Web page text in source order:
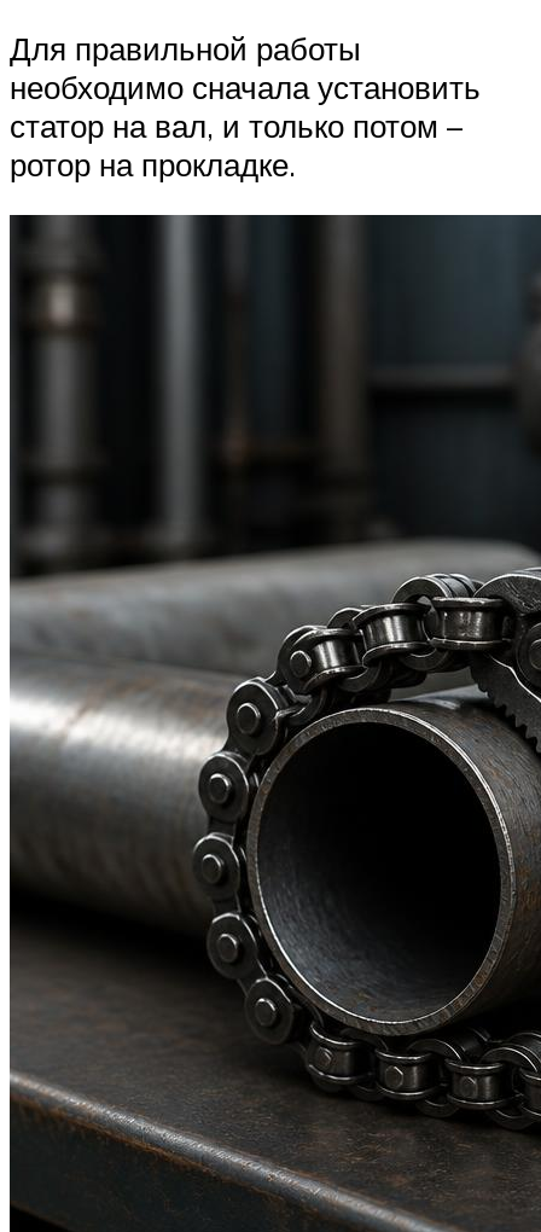
Для правильной работы
необходимо сначала установить
статор на вал, и только потом –
ротор на прокладке.